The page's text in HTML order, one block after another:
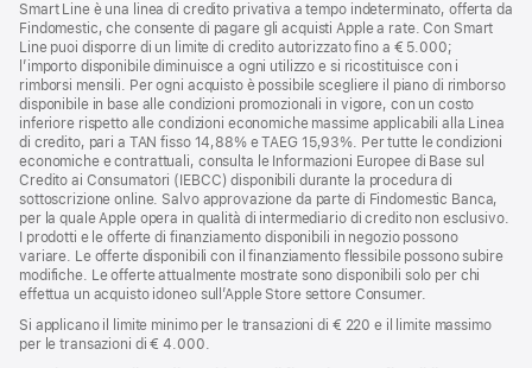
Smart Line è una linea di credito privativa a tempo indeterminato, offerta da
Findomestic, che consente di pagare gli acquisti Apple a rate. Con Smart
Line puoi disporre di un limite di credito autorizzato fino a € 5.000;
l’importo disponibile diminuisce a ogni utilizzo e si ricostituisce con i
rimborsi mensili. Per ogni acquisto è possibile scegliere il piano di rimborso
disponibile in base alle condizioni promozionali in vigore, con un costo
inferiore rispetto alle condizioni economiche massime applicabili alla Linea
di credito, pari a TAN fisso 14,88% e TAEG 15,93%. Per tutte le condizioni
economiche e contrattuali, consulta le Informazioni Europee di Base sul
Credito ai Consumatori (IEBCC) disponibili durante la procedura di
sottoscrizione online. Salvo approvazione da parte di Findomestic Banca,
per la quale Apple opera in qualità di intermediario di credito non esclusivo.
I prodotti e le offerte di finanziamento disponibili in negozio possono
variare. Le offerte disponibili con il finanziamento flessibile possono subire
modifiche. Le offerte attualmente mostrate sono disponibili solo per chi
effettua un acquisto idoneo sull’Apple Store settore Consumer.
Si applicano il limite minimo per le transazioni di € 220 e il limite massimo
per le transazioni di € 4.000.